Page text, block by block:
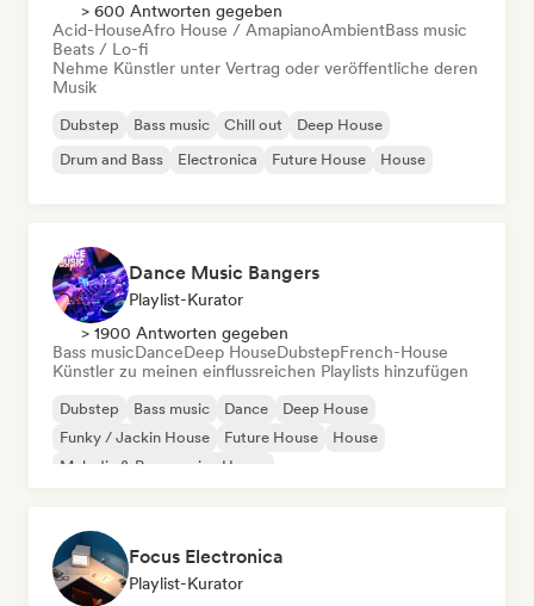
> 600 Antworten gegeben
Acid-HouseAfro House / AmapianoAmbientBass music
Beats / Lo-fi
Nehme Künstler unter Vertrag oder veröffentliche deren
Musik
Dubstep Bass music Chill out
Deep House
Drum and Bass
Electronica Future House House
Dance Music Bangers
Playlist-Kurator
> 1900 Antworten gegeben
Bass musicDanceDeep HouseDubstepFrench-House
Künstler zu meinen einflussreichen Playlists hinzufügen
Dubstep Bass music Dance
Deep House
Funky / Jackin House
Future House
House
Melodic & Progressive House
Focus Electronica
Playlist-Kurator